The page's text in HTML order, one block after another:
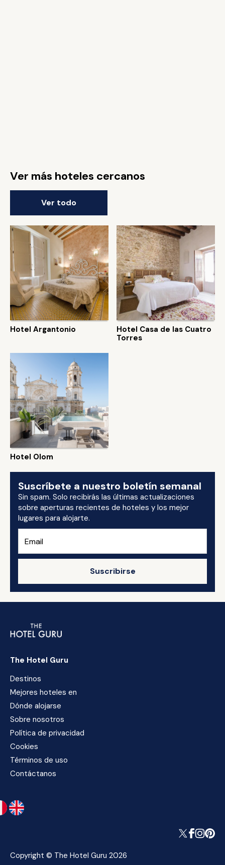
Ver más hoteles cercanos
Ver todo
Hotel Argantonio
Hotel Casa de las Cuatro
Torres
Hotel Olom
Suscríbete a nuestro boletín semanal
Sin spam. Solo recibirás las últimas actualizaciones
sobre aperturas recientes de hoteles y los mejor
lugares para alojarte.
Suscribirse
The Hotel Guru
Destinos
Mejores hoteles en
Dónde alojarse
Sobre nosotros
Política de privacidad
Cookies
Términos de uso
Contáctanos
Copyright © The Hotel Guru 2026